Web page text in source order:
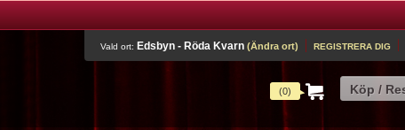
Vald ort: Edsbyn - Röda Kvarn (Ändra ort) REGISTRERA DIG
(0)